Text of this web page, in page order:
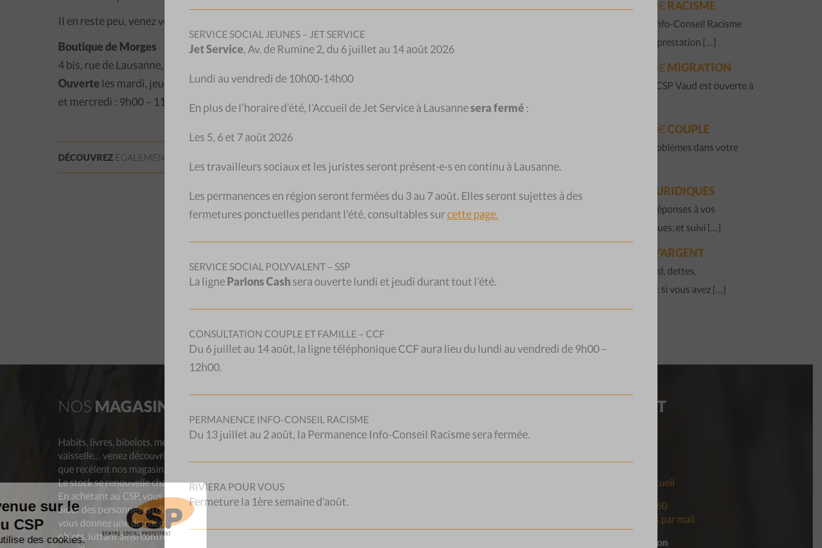
Il en reste peu, venez voir !
Boutique de Morges
4 bis, rue de Lausanne, 1110 Morges
Ouverte les mardi, jeudi, vendredi : de 14h30 à 17h30
et mercredi : 9h00 – 11h00 / 14h30 – 17h30
DÉCOUVREZÉGALEMENT:
QUESTIONS DERACISME
La Permanence Info-Conseil Racisme
est une nouvelle prestation […]
QUESTIONS DEMIGRATION
La Fraternité du CSP Vaud est ouverte à
QUESTIONS DECOUPLE
Vous avez des problèmes dans votre
JURIDIQUES
Accueil, écoute, réponses à vos
questions juridiques, et suivi […]
D'ARGENT
Factures en retard, dettes,
surendettement : si vous avez […]
NOS MAGASINS
Habits, livres, bibelots, meubles,
vaisselle… venez découvrir les trésors
que recèlent nos magasins d’occasion !
Le stock se renouvelle chaque jour.
En achetant au CSP, vous contribuez à
aider des personnes en difficulté et
vous donnez une deuxième vie aux
objets, luttant ainsi contre le
Les aide-mémoires du CSP Vaud
et de ses collaboratrices. Ils s’adressent
à toute personne qui a besoin de
renseignements sur les sujets
Vous souhaitez mettre vos
CONTACT
Horaires de l’accueil
021 560 60 60
Contactez-nous par mail
Pour faire un don
SERVICE SOCIAL JEUNES – JET SERVICE
Jet Service, Av. de Rumine 2, du 6 juillet au 14 août 2026
Lundi au vendredi de 10h00-14h00
En plus de l’horaire d’été, l’Accueil de Jet Service à Lausannesera fermé :
Les 5, 6 et 7 août 2026
Les travailleurs sociaux et les juristes seront présent·e·s en continu à Lausanne.
Les permanences en région seront fermées du 3 au 7 août. Elles seront sujettes à des
fermetures ponctuelles pendant l’été, consultables surcette page.
SERVICE SOCIAL POLYVALENT – SSP
La ligneParlons Cashsera ouverte lundi et jeudi durant tout l’été.
CONSULTATION COUPLE ET FAMILLE – CCF
Du 6 juillet au 14 août, la ligne téléphonique CCF aura lieu du lundi au vendredi de 9h00 –
12h00.
PERMANENCE INFO-CONSEIL RACISME
Du 13 juillet au 2 août, la Permanence Info-Conseil Racisme sera fermée.
RIVIERA POUR VOUS
Fermeture la 1ère semaine d’août.